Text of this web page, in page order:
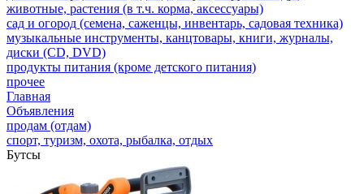
животные, растения (в т.ч. корма, аксессуары)
сад и огород (семена, саженцы, инвентарь, садовая техника)
музыкальные инструменты, канцтовары, книги, журналы,
диски (CD, DVD)
продукты питания (кроме детского питания)
прочее
Главная
Объявления
продам (отдам)
спорт, туризм, охота, рыбалка, отдых
Бутсы